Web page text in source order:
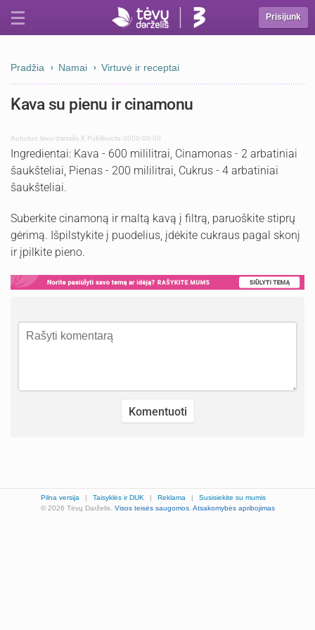
Prisijunk
Pradžia Namai Virtuvė ir receptai
Kava su pienu ir cinamonu
Autorius:tevu-darzelis.lt Publikuota: 0000-00-00
Ingredientai: Kava - 600 mililitrai, Cinamonas - 2 arbatiniai
šaukšteliai, Pienas - 200 mililitrai, Cukrus - 4 arbatiniai
šaukšteliai.
Suberkite cinamoną ir maltą kavą į filtrą, paruoškite stiprų
gėrimą. Išpilstykite į puodelius, įdėkite cukraus pagal skonį
ir įpilkite pieno.
Pilna versija | Taisyklės ir DUK | Reklama |
Susisiekite su mumis
© 2026 Tėvų Darželis. Visos teisės saugomos. Atsakomybės apribojimas